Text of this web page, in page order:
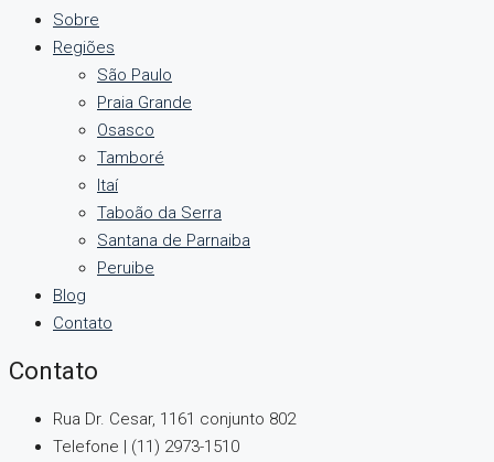
Sobre
Regiões
São Paulo
Praia Grande
Osasco
Tamboré
Itaí
Taboão da Serra
Santana de Parnaiba
Peruibe
Blog
Contato
Contato
Rua Dr. Cesar, 1161 conjunto 802
Telefone | (11) 2973-1510